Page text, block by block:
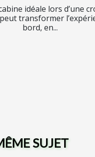
idéale lors d’une
transformer
bord, en...
SUJET